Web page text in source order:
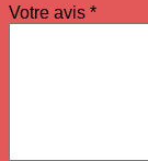
Votre avis *